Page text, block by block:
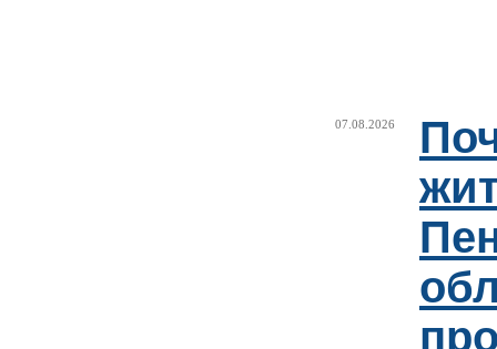
07.08.2026